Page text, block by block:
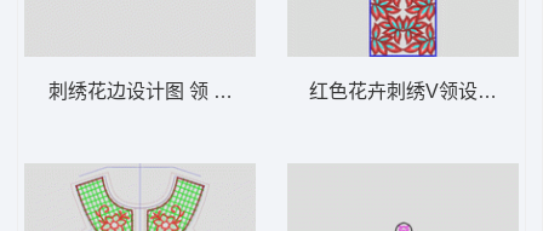
刺绣花边设计图 领 衣边下摆 中东阿拉伯 泰
红色花卉刺绣V领设计图